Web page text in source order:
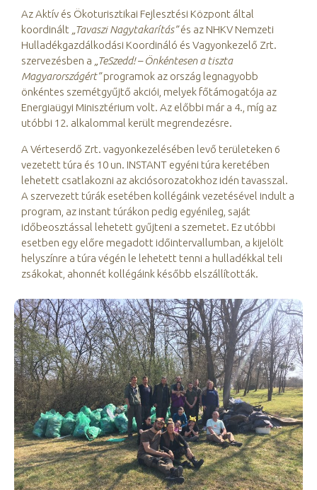
Az Aktív és Ökoturisztikai Fejlesztési Központ által
koordinált
„Tavaszi Nagytakarítás”és az NHKV Nemzeti
Hulladékgazdálkodási Koordináló és Vagyonkezelő Zrt.
szervezésben a
„TeSzedd! – Önkéntesen a tiszta
Magyarországért”programok az ország legnagyobb
önkéntes szemétgyűjtő akciói, melyek főtámogatója az
Energiaügyi Minisztérium volt. Az előbbi már a 4., míg az
utóbbi 12. alkalommal került megrendezésre.
A Vérteserdő Zrt. vagyonkezelésében levő területeken 6
vezetett túra és 10 un. INSTANT egyéni túra keretében
lehetett csatlakozni az akciósorozatokhoz idén tavasszal.
A szervezett túrák esetében kollégáink vezetésével indult a
program, az instant túrákon pedig egyénileg, saját
időbeosztással lehetett gyűjteni a szemetet. Ez utóbbi
esetben egy előre megadott időintervallumban, a kijelölt
helyszínre a túra végén le lehetett tenni a hulladékkal teli
zsákokat, ahonnét kollégáink később elszállították.